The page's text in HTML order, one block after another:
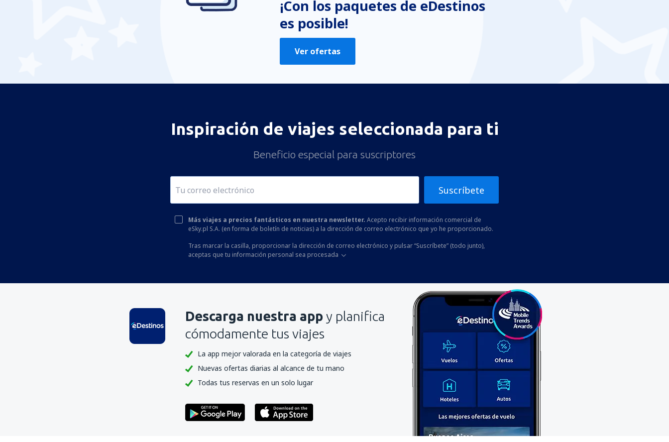
Enviar
¡Con los paquetes de eDestinos
es posible!
Ver ofertas
Inspiración de viajes seleccionada para ti
Beneficio especial para suscriptores
Suscríbete
Más viajes a precios fantásticos en nuestra newsletter. Acepto recibir información comercial de
eSky.pl S.A. (en forma de boletín de noticias) a la dirección de correo electrónico que yo he proporcionado.
Tras marcar la casilla, proporcionar la dirección de correo electrónico y pulsar “Suscríbete” (todo junto),
aceptas que tu información personal sea procesada
Descarga nuestra app y planifica
cómodamente tus viajes
La app mejor valorada en la categoría de viajes
Nuevas ofertas diarias al alcance de tu mano
Todas tus reservas en un solo lugar